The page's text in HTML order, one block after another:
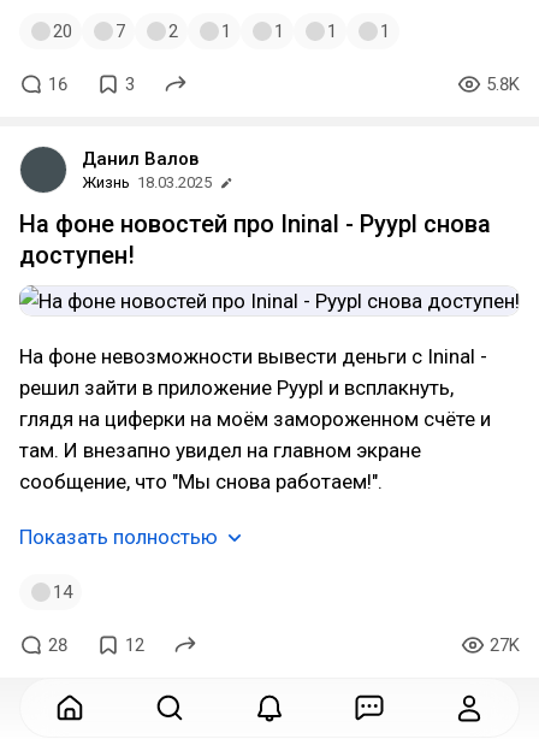
20 7 2 1 1 1 1
16 3 5.8K
Данил Валов
Жизнь 18.03.2025
На фоне новостей про Ininal - Pyypl снова
доступен!
На фоне невозможности вывести деньги с Ininal -
решил зайти в приложение Pyypl и всплакнуть,
глядя на циферки на моём замороженном счёте и
там. И внезапно увидел на главном экране
сообщение, что "Мы снова работаем!".
Показать полностью
14
28 12 27K